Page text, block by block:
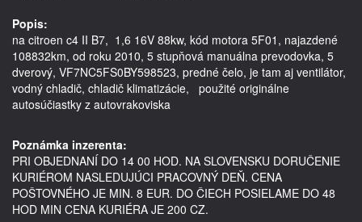
Popis:
na citroen c4 II B7,  1,6 16V 88kw, kód motora 5F01, najazdené
108832km, od roku 2010, 5 stupňová manuálna prevodovka, 5
dverový, VF7NC5FS0BY598523, predné čelo, je tam aj ventilátor,
vodný chladič, chladič klimatizácie,   použité originálne
autosúčiastky z autovrakoviska
Poznámka inzerenta:
PRI OBJEDNANÍ DO 14 00 HOD. NA SLOVENSKU DORUČENIE
KURIÉROM NASLEDUJÚCI PRACOVNÝ DEŇ. CENA
POŠTOVNÉHO JE MIN. 8 EUR. DO ČIECH POSIELAME DO 48
HOD MIN CENA KURIÉRA JE 200 CZ.